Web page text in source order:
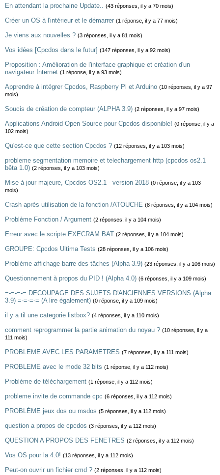
En attendant la prochaine Update.. (43 réponses, il y a 70 mois)
Créer un OS à l'intérieur et le démarrer (1 réponse, il y a 77 mois)
Je viens aux nouvelles ? (3 réponses, il y a 81 mois)
Vos idées [Cpcdos dans le futur] (147 réponses, il y a 92 mois)
Proposition : Amélioration de l'interface graphique et création d'un
navigateur Internet (1 réponse, il y a 93 mois)
Apprendre à intégrer Cpcdos, Raspberry Pi et Arduino (10 réponses, il y a 97
mois)
Soucis de création de compteur (ALPHA 3.9) (2 réponses, il y a 97 mois)
Applications Android Open Source pour Cpcdos disponible! (0 réponse, il y a
102 mois)
Qu'est-ce que cette section Cpcdos ? (12 réponses, il y a 103 mois)
probleme segmentation memoire et telechargement http (cpcdos os2.1
bêta 1.0) (2 réponses, il y a 103 mois)
Mise à jour majeure, Cpcdos OS2.1 - version 2018 (0 réponse, il y a 103
mois)
Crash après utilisation de la fonction /ATOUCHE (8 réponses, il y a 104 mois)
Problème Fonction / Argument (2 réponses, il y a 104 mois)
Erreur avec le scripte EXECRAM.BAT (2 réponses, il y a 104 mois)
GROUPE: Cpcdos Ultima Tests (28 réponses, il y a 106 mois)
Problème affichage barre des tâches (Alpha 3.9) (23 réponses, il y a 106 mois)
Questionnement à propos du PID ! (Alpha 4.0) (6 réponses, il y a 109 mois)
=-=-=-= DECOUPAGE DES SUJETS D'ANCIENNES VERSIONS (Alpha
3.9) =-=-=-= (A lire également) (0 réponse, il y a 109 mois)
il y a til une categorie listbox? (4 réponses, il y a 110 mois)
comment reprogrammer la partie animation du noyau ? (10 réponses, il y a
111 mois)
PROBLEME AVEC LES PARAMETRES (7 réponses, il y a 111 mois)
PROBLEME avec le mode 32 bits (1 réponse, il y a 112 mois)
Problème de téléchargement (1 réponse, il y a 112 mois)
probleme invite de commande cpc (6 réponses, il y a 112 mois)
PROBLÈME jeux dos ou msdos (5 réponses, il y a 112 mois)
question a propos de cpcdos (3 réponses, il y a 112 mois)
QUESTION A PROPOS DES FENETRES (2 réponses, il y a 112 mois)
Vos OS pour la 4.0! (13 réponses, il y a 112 mois)
Peut-on ouvrir un fichier cmd ? (2 réponses, il y a 112 mois)